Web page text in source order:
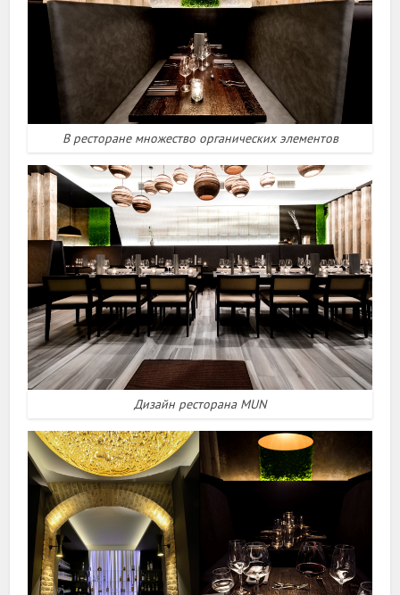
В ресторане множество органических элементов
Дизайн ресторана MUN